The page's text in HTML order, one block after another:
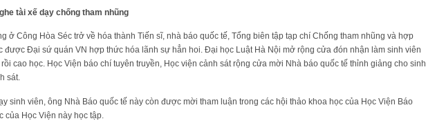
tài xế dạy chống tham nhũng
ở Công Hòa Séc trở về hóa thành Tiến sĩ, nhà báo quốc tế, Tổng biên tập tạp chí Chống tham nhũng và hợp
được Đại sứ quán VN hợp thức hóa lãnh sự hẳn hoi. Đại học Luật Hà Nội mở rộng cửa đón nhận làm sinh viên
cao học. Học Viện báo chí tuyên truyền, Học viện cảnh sát rộng cửa mời Nhà báo quốc tế thỉnh giảng cho sinh
sát.
sinh viên, ông Nhà Báo quốc tế này còn được mời tham luận trong các hội thảo khoa học của Học Viện Báo
của Học Viện này học tập.